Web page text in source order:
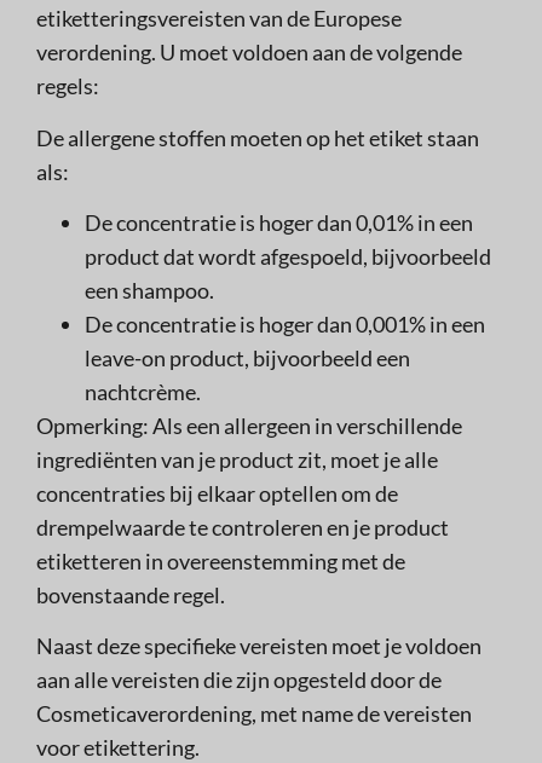
etiketteringsvereisten van de Europese
verordening. U moet voldoen aan de volgende
regels:
De allergene stoffen moeten op het etiket staan
als:
De concentratie is hoger dan 0,01% in een
product dat wordt afgespoeld, bijvoorbeeld
een shampoo.
De concentratie is hoger dan 0,001% in een
leave-on product, bijvoorbeeld een
nachtcrème.
Opmerking: Als een allergeen in verschillende
ingrediënten van je product zit, moet je alle
concentraties bij elkaar optellen om de
drempelwaarde te controleren en je product
etiketteren in overeenstemming met de
bovenstaande regel.
Naast deze specifieke vereisten moet je voldoen
aan alle vereisten die zijn opgesteld door de
Cosmeticaverordening, met name de vereisten
voor etikettering.